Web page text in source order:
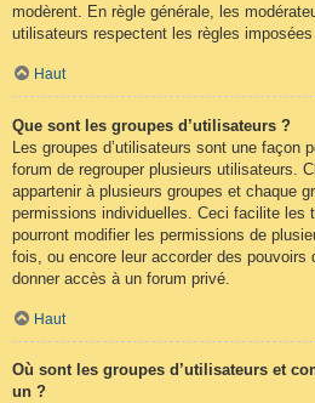
modèrent. En règle générale, les
utilisateurs respectent les règles imposées
Haut
Que sont les groupes d’utilisateurs ?
Les groupes d’utilisateurs sont une façon
forum de regrouper plusieurs utilisateurs.
appartenir à plusieurs groupes et chaque
permissions individuelles. Ceci facilite les
pourront modifier les permissions de
fois, ou encore leur accorder des pouvoirs
donner accès à un forum privé.
Haut
Où sont les groupes d’utilisateurs et
un ?